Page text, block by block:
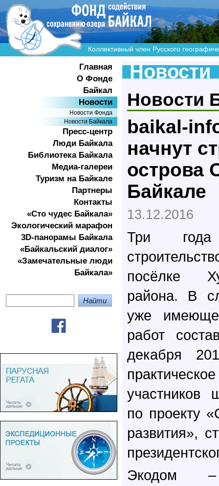
Коллективный член Русского
Главная
О Фонде
Байкал
Новости
Новости Фонда
Новости Байкала
Пресс-центр
Люди Байкала
Библиотека Байкала
Медиа-галереи
Туризм на Байкале
Партнеры
Контакты
«Сто чудес Байкала»
Экологичеcкий марафон
3D-панорамы Байкала
«Байкальский диалог»
«Замечательные люди
Байкала»
Новости
Новости
baikal-
начнут
острова
Байкале
13.12.2016
Три
посёлке
района. В
уже
работ
декабря
участников
по проекту
развития»,
Экодом